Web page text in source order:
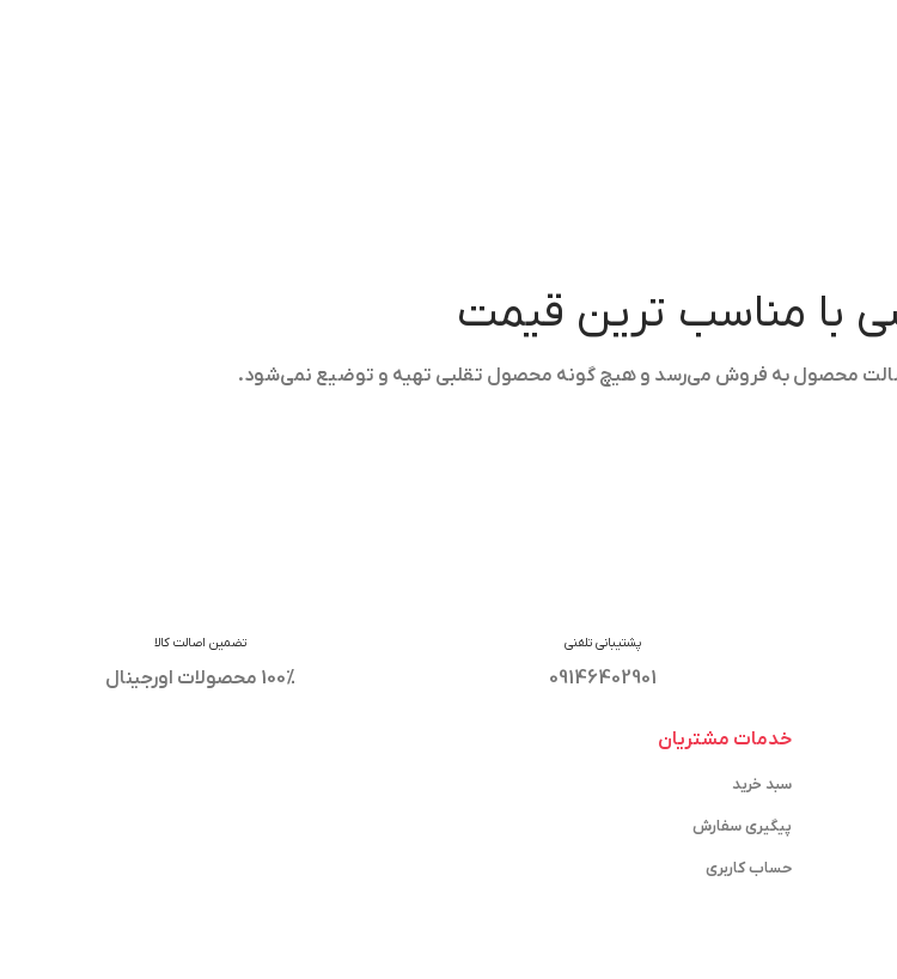
با مناسب ترین قیمت
اصالت محصول به فروش می‌رسد و هیچ گونه محصول تقلبی تهیه و توضیع نمی‌شود.
پشتیبانی تلفنی
09146402901
تضمین اصالت کالا
100% محصولات اورجینال
خدمات مشتریان
سبد خرید
پیگیری سفارش
حساب کاربری